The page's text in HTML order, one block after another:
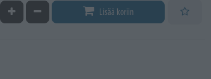
Kasvata määrääVähennä määrää Lisää koriin